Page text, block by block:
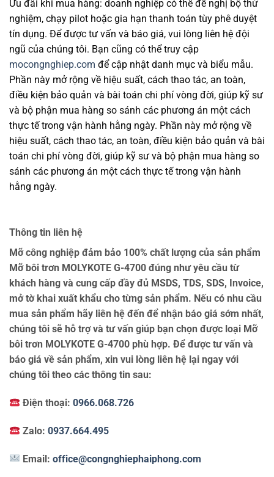
Ưu đãi khi mua hàng: doanh nghiệp có thể đề nghị bộ thử
nghiệm, chạy pilot hoặc gia hạn thanh toán tùy phê duyệt
tín dụng. Để được tư vấn và báo giá, vui lòng liên hệ đội
ngũ của chúng tôi. Bạn cũng có thể truy cập
mocongnghiep.com để cập nhật danh mục và biểu mẫu.
Phần này mở rộng về hiệu suất, cách thao tác, an toàn,
điều kiện bảo quản và bài toán chi phí vòng đời, giúp kỹ sư
và bộ phận mua hàng so sánh các phương án một cách
thực tế trong vận hành hằng ngày. Phần này mở rộng về
hiệu suất, cách thao tác, an toàn, điều kiện bảo quản và bài
toán chi phí vòng đời, giúp kỹ sư và bộ phận mua hàng so
sánh các phương án một cách thực tế trong vận hành
hằng ngày.
Thông tin liên hệ
Mỡ công nghiệp đảm bảo 100% chất lượng của sản phẩm
Mỡ bôi trơn MOLYKOTE G-4700 đúng như yêu cầu từ
khách hàng và cung cấp đầy đủ MSDS, TDS, SDS, Invoice,
mở tờ khai xuất khẩu cho từng sản phẩm. Nếu có nhu cầu
mua sản phẩm hãy liên hệ đến để nhận báo giá sớm nhất,
chúng tôi sẽ hỗ trợ và tư vấn giúp bạn chọn được loại Mỡ
bôi trơn MOLYKOTE G-4700 phù hợp. Để được tư vấn và
báo giá về sản phẩm, xin vui lòng liên hệ lại ngay với
chúng tôi theo các thông tin sau:
Điện thoại:0966.068.726
Zalo:0937.664.495
Email:office@congnghiephaiphong.com